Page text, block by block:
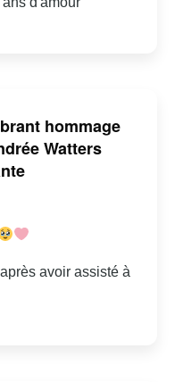
hommage
Watters
avoir assisté à